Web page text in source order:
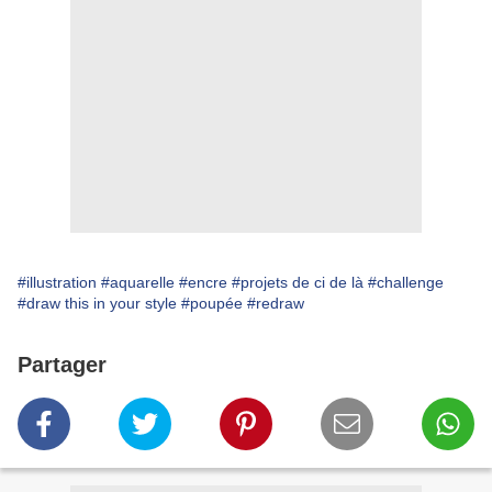
#illustration #aquarelle #encre #projets de ci de là #challenge
#draw this in your style #poupée #redraw
Partager